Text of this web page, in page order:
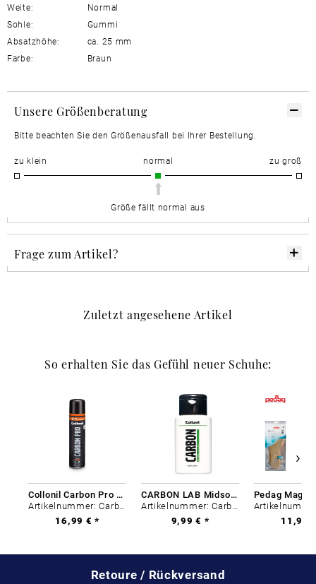
Weite:
Normal
Sohle:
Gummi
Absatzhöhe:
ca. 25 mm
Farbe:
Braun
Unsere Größenberatung
Bitte beachten Sie den Größenausfall bei Ihrer Bestellung.
zu klein normal zu groß
Größe fällt normal aus
Frage zum Artikel?
Zuletzt angesehene Artikel
So erhalten Sie das Gefühl neuer Schuhe:
Collonil Carbon Pro 400 ml
Artikelnummer: Carbon-0
16,99 € *
CARBON LAB Midsole Cleaner
Artikelnummer: Carbon-0
9,99 € *
11,99
Retoure / Rückversand